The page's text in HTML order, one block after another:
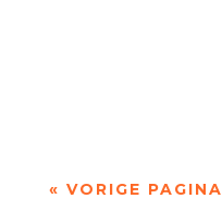
« VORIGE PAGINA